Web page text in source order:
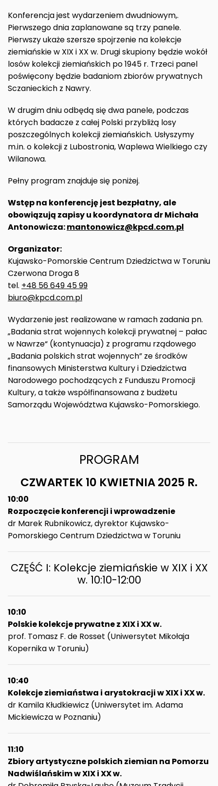
Konferencja jest wydarzeniem dwudniowym,.
Pierwszego dnia zaplanowane są trzy panele.
Pierwszy ukaże szersze spojrzenie na kolekcje
ziemiańskie w XIX i XX w. Drugi skupiony będzie wokół
losów kolekcji ziemiańskich po 1945 r. Trzeci panel
poświęcony będzie badaniom zbiorów prywatnych
Sczanieckich z Nawry.
W drugim dniu odbędą się dwa panele, podczas
których badacze z całej Polski przybliżą losy
poszczególnych kolekcji ziemiańskich. Usłyszymy
m.in. o kolekcji z Lubostronia, Waplewa Wielkiego czy
Wilanowa.
Pełny program znajduje się poniżej.
Wstęp na konferencję jest bezpłatny, ale
obowiązują zapisy u koordynatora dr Michała
Antonowicza:mantonowicz@kpcd.com.pl
Organizator:
Kujawsko-Pomorskie Centrum Dziedzictwa w Toruniu
Czerwona Droga 8
tel. +48 56 649 45 99
biuro@kpcd.com.pl
Wydarzenie jest realizowane w ramach zadania pn.
„Badania strat wojennych kolekcji prywatnej – pałac
w Nawrze“ (kontynuacja) z programu rządowego
„Badania polskich strat wojennych” ze środków
finansowych Ministerstwa Kultury i Dziedzictwa
Narodowego pochodzących z Funduszu Promocji
Kultury, a także współfinansowana z budżetu
Samorządu Województwa Kujawsko-Pomorskiego.
PROGRAM
CZWARTEK 10 KWIETNIA 2025 R.
10:00
Rozpoczęcie konferencji i wprowadzenie
dr Marek Rubnikowicz, dyrektor Kujawsko-
Pomorskiego Centrum Dziedzictwa w Toruniu
CZĘŚĆ I: Kolekcje ziemiańskie w XIX i XX
w. 10:10-12:00
10:10
Polskie kolekcje prywatne z XIX i XX w.
prof. Tomasz F. de Rosset (Uniwersytet Mikołaja
Kopernika w Toruniu)
10:40
Kolekcje ziemiaństwa i arystokracji w XIX i XX w.
dr Kamila Kłudkiewicz (Uniwersytet im. Adama
Mickiewicza w Poznaniu)
11:10
Zbiory artystyczne polskich ziemian na Pomorzu
Nadwiślańskim w XIX i XX w.